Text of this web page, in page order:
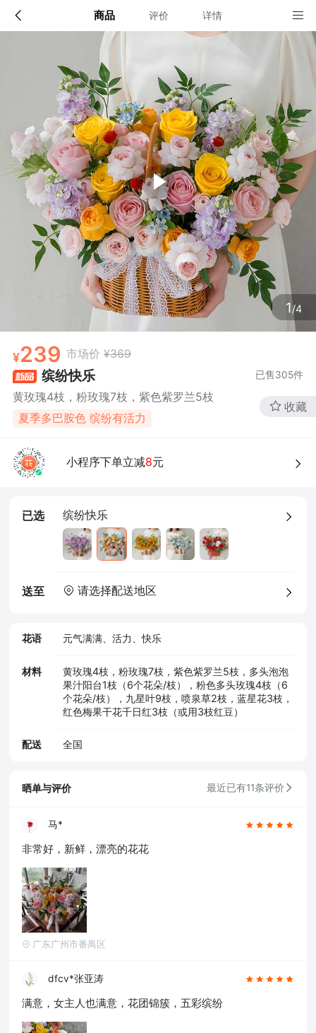
商品 评价 详情
1/4
239 市场价 ¥369
缤纷快乐 已售305件
黄玫瑰4枝，粉玫瑰7枝，紫色紫罗兰5枝
夏季多巴胺色 缤纷有活力
收藏
小程序下单立减8元
已选 缤纷快乐
送至 请选择配送地区
花语 元气满满、活力、快乐
材料
黄玫瑰4枝，粉玫瑰7枝，紫色紫罗兰5枝，多头泡泡
果汁阳台1枝（6个花朵/枝），粉色多头玫瑰4枝（6
个花朵/枝），九星叶9枝，喷泉草2枝，蓝星花3枝，
红色梅果干花千日红3枝（或用3枝红豆）
配送 全国
配送说明
确定
店铺信息
该地区暂无配送门店
确定
晒单与评价 最近已有11条评价
马*
非常好，新鲜，漂亮的花花
广东广州市番禺区
dfcv*张亚涛
满意，女主人也满意，花团锦簇，五彩缤纷